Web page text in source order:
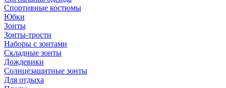
Спортивные костюмы
Юбки
Зонты
Зонты-трости
Наборы с зонтами
Складные зонты
Дождевики
Солнцезащитные зонты
Для отдыха